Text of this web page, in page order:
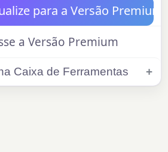
para a Versão Premium
a Versão Premium
Caixa de Ferramentas